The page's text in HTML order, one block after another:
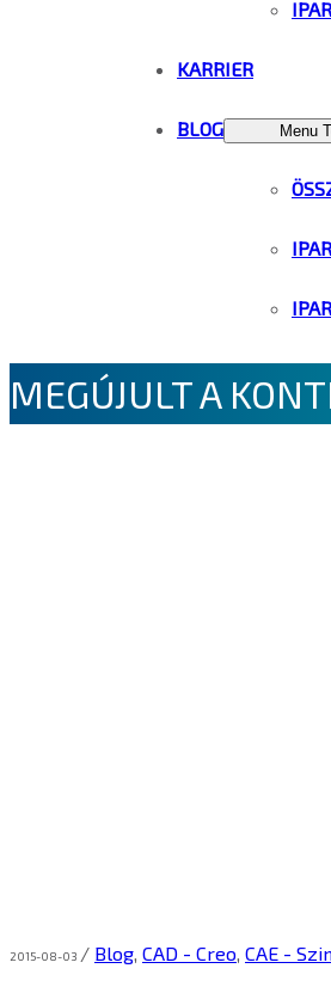
KARRIER
BLOG Menu
MEGÚJULT A
2015-08-03 / Blog, CAD - Creo, CAE -